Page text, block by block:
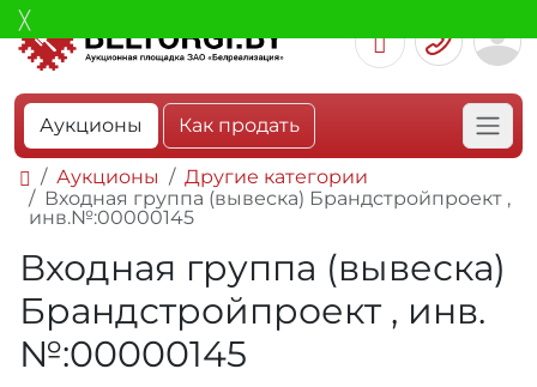
Аукционы Как продать
Аукционы
Другие категории
Входная группа (вывеска) Брандстройпроект ,
инв.№:00000145
Входная группа (вывеска)
Брандстройпроект , инв.
№:00000145